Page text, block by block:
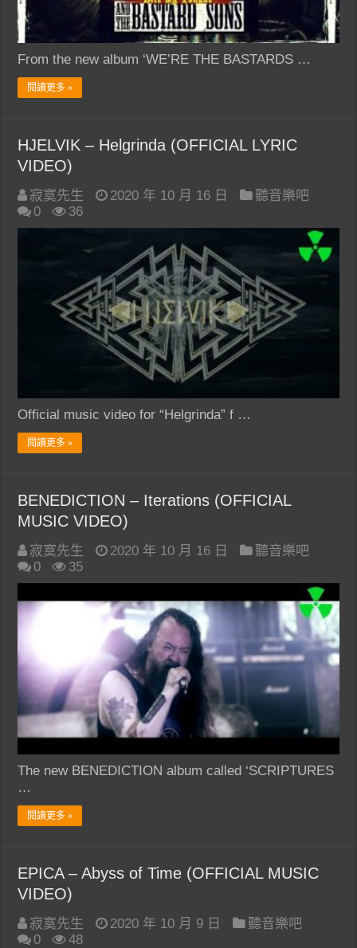
From the new album ‘WE’RE THE BASTARDS …
閱讀更多 »
HJELVIK – Helgrinda (OFFICIAL LYRIC
VIDEO)
寂寞先生 2020 年 10 月 16 日
聽音樂吧
0
36
Official music video for “Helgrinda” f …
閱讀更多 »
BENEDICTION – Iterations (OFFICIAL
MUSIC VIDEO)
寂寞先生 2020 年 10 月 16 日
聽音樂吧
0
35
The new BENEDICTION album called ‘SCRIPTURES
…
閱讀更多 »
EPICA – Abyss of Time (OFFICIAL MUSIC
VIDEO)
寂寞先生 2020 年 10 月 9 日
聽音樂吧
0
48